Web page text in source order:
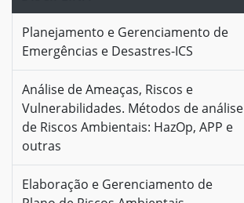
Planejamento e Gerenciamento de
Emergências e Desastres-ICS
Análise de Ameaças, Riscos e
Vulnerabilidades. Métodos de análise
de Riscos Ambientais: HazOp, APP e
outras
Elaboração e Gerenciamento de